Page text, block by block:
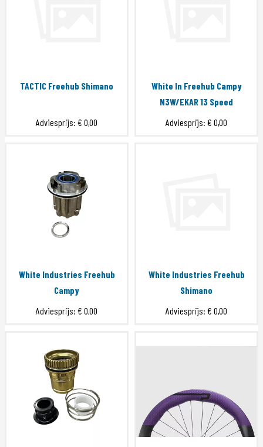
TACTIC Freehub Shimano
Adviesprijs: € 0,00
White In Freehub Campy
N3W/EKAR 13 Speed
Adviesprijs: € 0,00
White Industries Freehub
Campy
Adviesprijs: € 0,00
White Industries Freehub
Shimano
Adviesprijs: € 0,00